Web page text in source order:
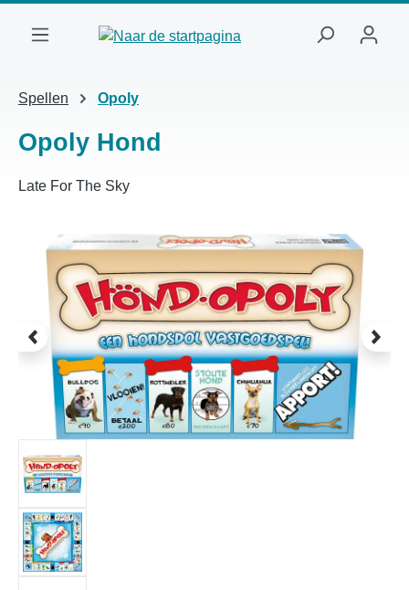
Spellen Opoly
Opoly Hond
Late For The Sky